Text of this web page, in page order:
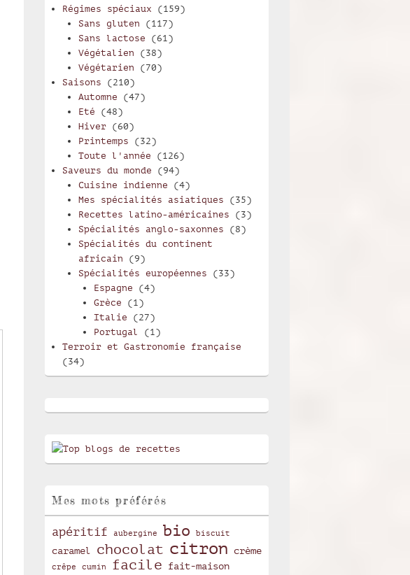
Régimes spéciaux (159)
Sans gluten (117)
Sans lactose (61)
Végétalien (38)
Végétarien (70)
Saisons (210)
Automne (47)
Eté (48)
Hiver(60)
Printemps (32)
Toute l'année (126)
Saveurs du monde (94)
Cuisine indienne (4)
Mes spécialités asiatiques (35)
Recettes latino-américaines (3)
Spécialités anglo-saxonnes (8)
Spécialités du continent
africain (9)
Spécialités européennes (33)
Espagne (4)
Grèce (1)
Italie (27)
Portugal
(1)
Terroir et Gastronomie française
(34)
Mes mots préférés
apéritif aubergine bio biscuit
caramel chocolat citron crème
crêpe cumin facile fait-maison